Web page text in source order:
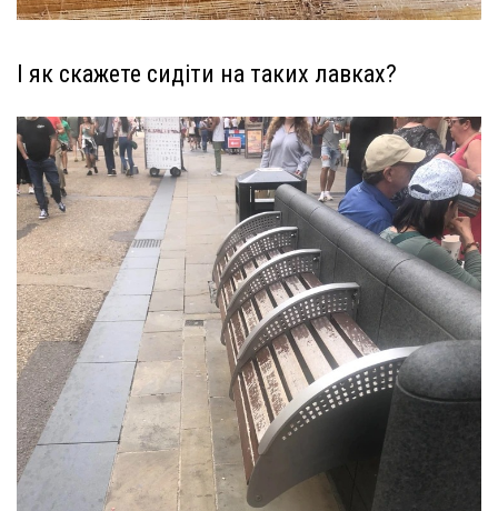
І як скажете сидіти на таких лавках?